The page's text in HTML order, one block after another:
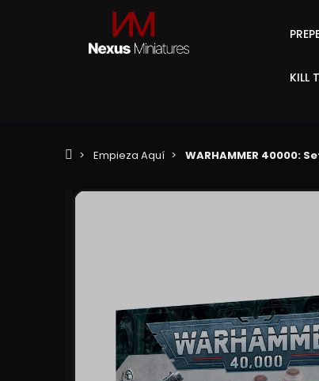
KILL
Empieza Aquí WARHAMMER 40000: